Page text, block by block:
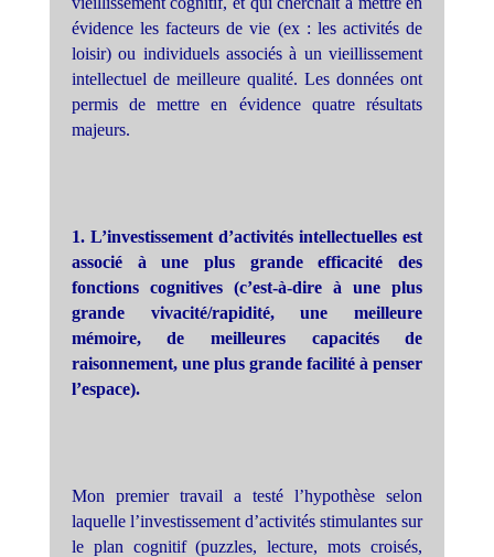
évidence les facteurs de vie (ex : les activités de
loisir) ou individuels associés à un vieillissement
intellectuel de meilleure qualité. Les données ont
permis de mettre en évidence quatre résultats
majeurs.
1. L’investissement d’activités intellectuelles est
associé à une plus grande efficacité des
fonctions cognitives (c’est-à-dire à une plus
grande vivacité/rapidité, une meilleure
mémoire, de meilleures capacités de
raisonnement, une plus grande facilité à penser
l’espace).
Mon premier travail a testé l’hypothèse selon
laquelle l’investissement d’activités stimulantes sur
le plan cognitif (puzzles, lecture, mots croisés,